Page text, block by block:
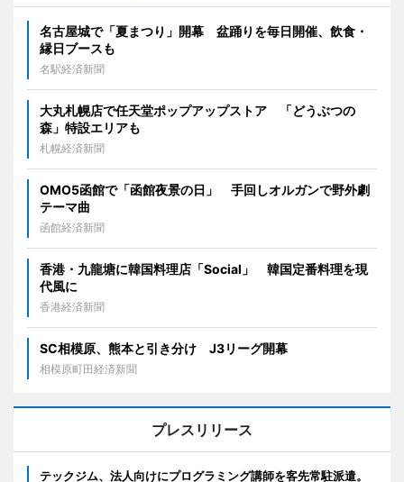
名古屋城で「夏まつり」開幕 盆踊りを毎日開催、飲食・
縁日ブースも
名駅経済新聞
大丸札幌店で任天堂ポップアップストア 「どうぶつの
森」特設エリアも
札幌経済新聞
OMO5函館で「函館夜景の日」 手回しオルガンで野外劇
テーマ曲
函館経済新聞
香港・九龍塘に韓国料理店「Social」 韓国定番料理を現
代風に
香港経済新聞
SC相模原、熊本と引き分け J3リーグ開幕
相模原町田経済新聞
プレスリリース
テックジム、法人向けにプログラミング講師を客先常駐派遣。